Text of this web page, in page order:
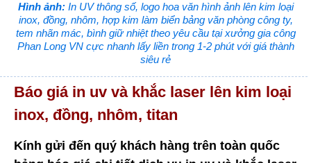
Hình ảnh:In UV thông số, logo hoa văn hình ảnh lên kim loại
inox, đồng, nhôm, hợp kim làm biển bảng văn phòng công ty,
tem nhãn mác, bình giữ nhiệt theo yêu cầu tại xưởng gia công
Phan Long VN cực nhanh lấy liền trong 1-2 phút với giá thành
siêu rẻ
Báo giá in uv và khắc laser lên kim loại
inox, đồng, nhôm, titan
Kính gửi đến quý khách hàng trên toàn quốc